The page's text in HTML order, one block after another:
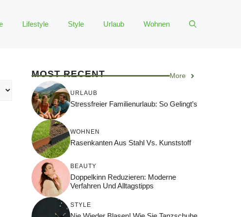
Lifestyle Style Urlaub Wohnen
MOST RECENT More
URLAUB
Stressfreier Familienurlaub: So Gelingt’s
WOHNEN
Rasenkanten Aus Stahl Vs. Kunststoff
BEAUTY
Doppelkinn Reduzieren: Moderne
Verfahren Und Alltagstipps
STYLE